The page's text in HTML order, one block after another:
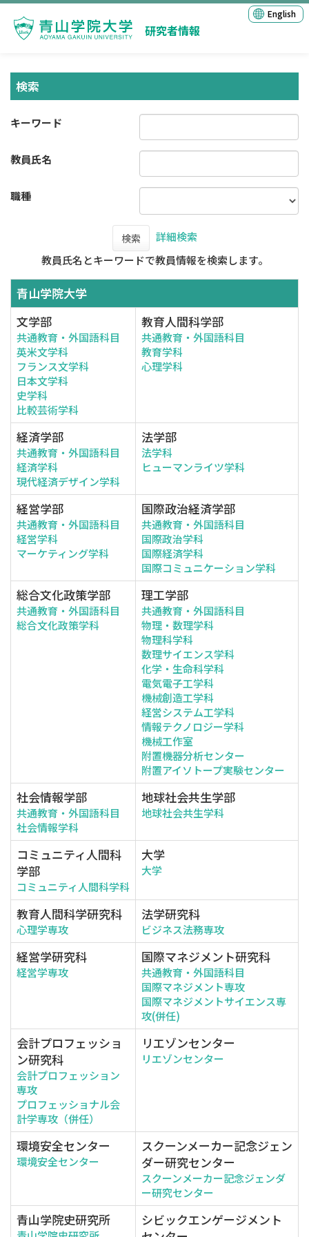
研究者情報
English
検索
キーワード
教員氏名
職種
検索
詳細検索
教員氏名とキーワードで教員情報を検索します。
青山学院大学
文学部
共通教育・外国語科目
英米文学科
フランス文学科
日本文学科
史学科
比較芸術学科
教育人間科学部
共通教育・外国語科目
教育学科
心理学科
経済学部
共通教育・外国語科目
経済学科
現代経済デザイン学科
法学部
法学科
ヒューマンライツ学科
経営学部
共通教育・外国語科目
経営学科
マーケティング学科
国際政治経済学部
共通教育・外国語科目
国際政治学科
国際経済学科
国際コミュニケーション学科
総合文化政策学部
共通教育・外国語科目
総合文化政策学科
理工学部
共通教育・外国語科目
物理・数理学科
物理科学科
数理サイエンス学科
化学・生命科学科
電気電子工学科
機械創造工学科
経営システム工学科
情報テクノロジー学科
機械工作室
附置機器分析センター
附置アイソトープ実験センター
社会情報学部
共通教育・外国語科目
社会情報学科
地球社会共生学部
地球社会共生学科
コミュニティ人間科
学部
コミュニティ人間科学科
大学
大学
教育人間科学研究科
心理学専攻
法学研究科
ビジネス法務専攻
経営学研究科
経営学専攻
国際マネジメント研究科
共通教育・外国語科目
国際マネジメント専攻
国際マネジメントサイエンス専
攻(併任)
会計プロフェッショ
ン研究科
会計プロフェッション
専攻
プロフェッショナル会
計学専攻（併任）
リエゾンセンター
リエゾンセンター
環境安全センター
環境安全センター
スクーンメーカー記念ジェン
ダー研究センター
スクーンメーカー記念ジェンダ
ー研究センター
青山学院史研究所
シビックエンゲージメント